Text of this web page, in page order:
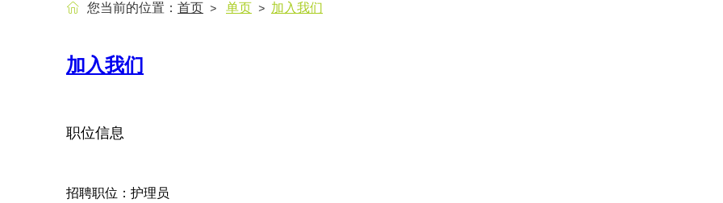
您当前的位置： 首页 > 单页 > 加入我们
加入我们
职位信息
招聘职位：护理员